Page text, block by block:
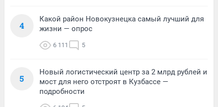
4
Какой район Новокузнецка самый лучший для
жизни — опрос
6 111 5
5
Новый логистический центр за 2 млрд рублей и
мост для него отстроят в Кузбассе —
подробности